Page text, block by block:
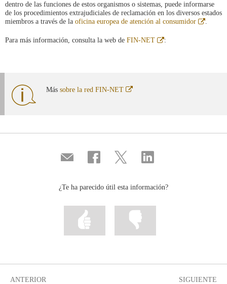
dentro de las funciones de estos organismos o sistemas, puede informarse
de los procedimientos extrajudiciales de reclamación en los diversos estados
miembros a través de la oficina europea de atención al consumidor
Abre
.
Para más información, consulta la web de FIN-NET
Abre
:
Más sobre la red FIN-NET
Abre
Compartir
por
Compartir
en
Compartir
en
Compartir
en
¿Te ha parecido útil esta información?
Marcar
información
ANTERIOR SIGUIENTE